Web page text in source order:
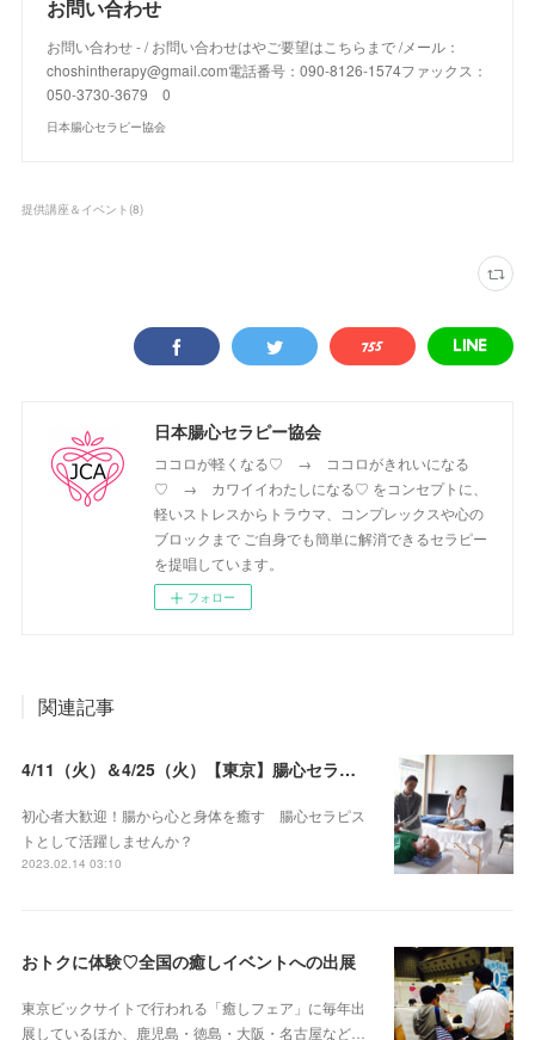
お問い合わせ
お問い合わせ - / お問い合わせはやご要望はこちらまで /メール：
chosh​intherapy@​gmail.com電話番号：090-8126-1574ファックス：
050-3730-3679 0
日本腸心セラピー協会
提供講座＆イベント (8)
日本腸心セラピー協会
ココロが軽くなる♡ → ココロがきれいになる
♡ → カワイイわたしになる♡ をコンセプトに、
軽いストレスからトラウマ、コンプレックスや心の
ブロックまで ご自身でも簡単に解消できるセラピー
を提唱しています。
フォロー
関連記事
4/11（火）＆4/25（火）【東京】腸心セラピスト養成コース《２日間コース》
初心者大歓迎！腸から心と身体を癒す 腸心セラピス
トとして活躍しませんか？
2023.02.14 03:10
おトクに体験♡全国の癒しイベントへの出展
東京ビックサイトで行われる「癒しフェア」に毎年出
展しているほか、鹿児島・徳島・大阪・名古屋など…